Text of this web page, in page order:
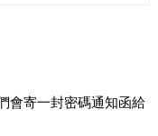
會寄一封密碼通知函給